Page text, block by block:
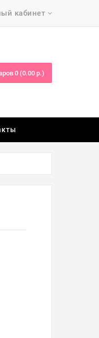
кабинет
0 (0.00 р.)